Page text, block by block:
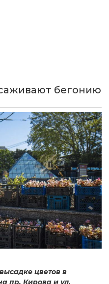
бегонию
цветов в